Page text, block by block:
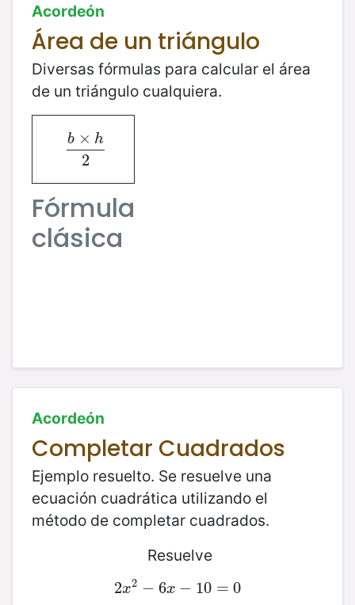
Acordeón
Área de un triángulo
Diversas fórmulas para calcular el área
de un triángulo cualquiera.
Fórmula
clásica
b × h
2
b×h2
Acordeón
Completar Cuadrados
Ejemplo resuelto. Se resuelve una
ecuación cuadrática utilizando el
método de completar cuadrados.
Resuelve
2x2 − 6x − 10 = 0
2x2− 6x−10=0